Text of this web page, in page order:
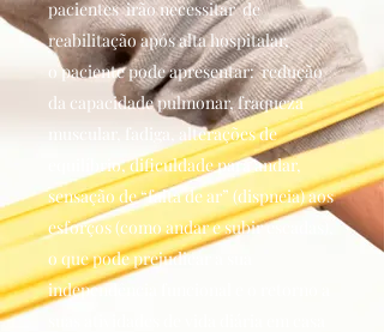
pacientes irão necessitar de
reabilitação após alta hospitalar,
o paciente pode apresentar: redução
da capacidade pulmonar, fraqueza
muscular, fadiga, alterações de
equilíbrio, dificuldade para andar,
sensação de “falta de ar” (dispneia) aos
esforços (como andar e subir escadas),
o que pode prejudicar a sua
independência funcional e o retorno a